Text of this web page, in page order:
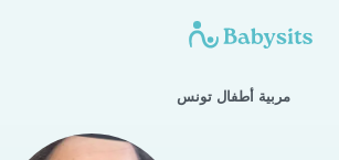
مربية أطفال تونس